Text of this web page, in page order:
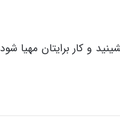
و کار برایتان مهیا